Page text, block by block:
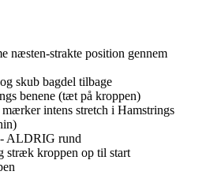
næsten-strakte position gennem
skub bagdel tilbage
benene (tæt på kroppen)
intens stretch i Hamstrings
ALDRIG rund
stræk kroppen op til start